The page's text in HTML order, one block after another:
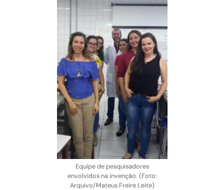
Equipe de pesquisadores
envolvidos na invenção. (Foto:
Arquivo/Mateus Freire Leite)